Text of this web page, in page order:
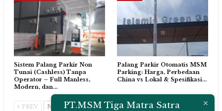
Sistem Palang Parkir Non
Tunai (Cashless) Tanpa
Operator – Full Manless,
Modern, dan…
Palang Parkir Otomatis MSM
Parking: Harga, Perbedaan
China vs Lokal & Spesifikasi…
PREV NEXTPT.MSM Tiga Matra Satra